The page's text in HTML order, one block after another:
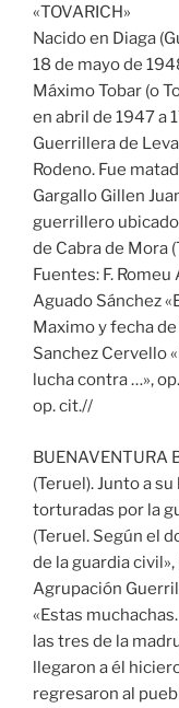
«TOVARICH»
Nacido en Diaga
18 de mayo de
Máximo Tobar (o
en abril de 1947 a
Guerrillera de
Rodeno. Fue
Gargallo Gillen
guerrillero
de Cabra de Mora
Fuentes: F.
Aguado Sánchez
Maximo y fecha
Sanchez Cervello
lucha contra …»,
op. cit.//
BUENAVENTURA
(Teruel). Junto a
torturadas por la
(Teruel. Según el
de la guardia
Agrupación
«Estas
las tres de la
llegaron a él
regresaron al